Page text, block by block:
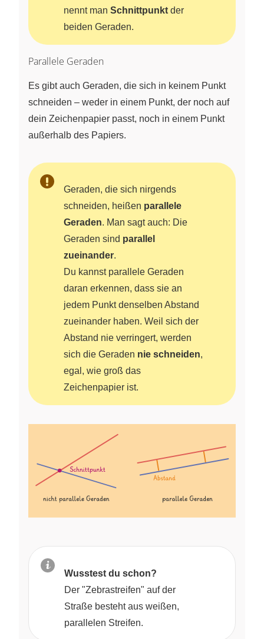
nennt man Schnittpunkt der
beiden Geraden.
Parallele Geraden
Es gibt auch Geraden, die sich in keinem Punkt
schneiden – weder in einem Punkt, der noch auf
dein Zeichenpapier passt, noch in einem Punkt
außerhalb des Papiers.
Geraden, die sich nirgends
schneiden, heißen parallele
Geraden. Man sagt auch: Die
Geraden sind parallel
zueinander.
Du kannst parallele Geraden
daran erkennen, dass sie an
jedem Punkt denselben Abstand
zueinander haben. Weil sich der
Abstand nie verringert, werden
sich die Geraden nie schneiden,
egal, wie groß das
Zeichenpapier ist.
Wusstest du schon?
Der "Zebrastreifen" auf der
Straße besteht aus weißen,
parallelen Streifen.